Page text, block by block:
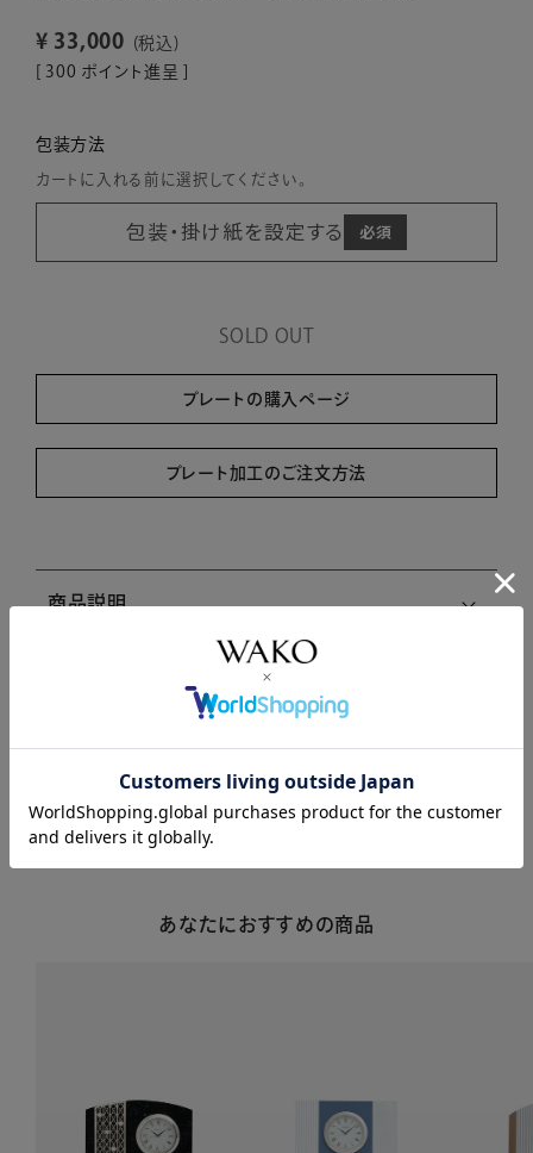
¥ 33,000
税込
[ 300 ポイント進呈 ]
包装方法
カートに入れる前に選択してください。
包装・掛け紙を設定する
SOLD OUT
プレートの購入ページ
プレート加工のご注文方法
商品説明
あなたにおすすめの商品